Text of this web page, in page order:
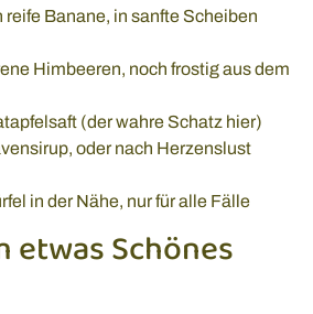
reife Banane, in sanfte Scheiben
Himbeeren, noch frostig aus dem
(der wahre Schatz hier)
oder nach Herzenslust
in der Nähe, nur für alle Fälle
etwas Schönes